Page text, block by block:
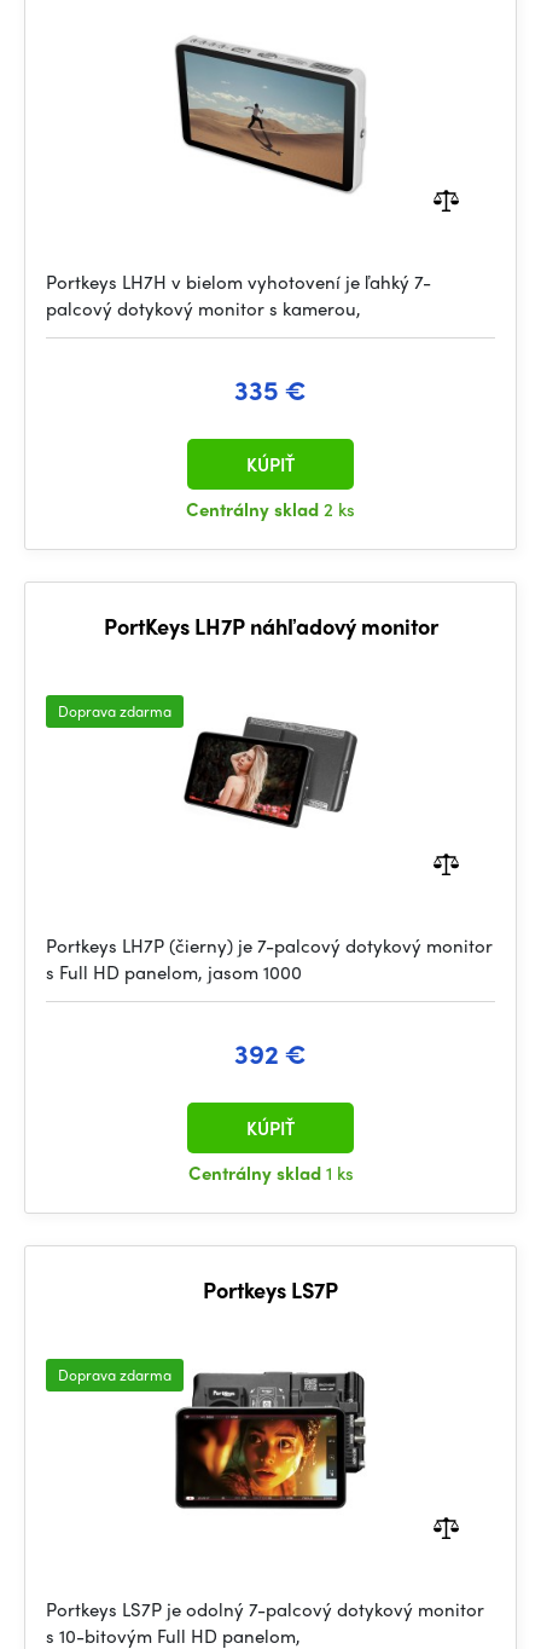
Portkeys LH7H v bielom vyhotovení je ľahký 7-
palcový dotykový monitor s kamerou,
335 €
Centrálny sklad2 ks
KÚPIŤ
PortKeys LH7P náhľadový monitor
Doprava zdarma
Portkeys LH7P (čierny) je 7-palcový dotykový monitor
s Full HD panelom, jasom 1000
392 €
Centrálny sklad1 ks
KÚPIŤ
Portkeys LS7P
Doprava zdarma
Portkeys LS7P je odolný 7-palcový dotykový monitor
s 10-bitovým Full HD panelom,